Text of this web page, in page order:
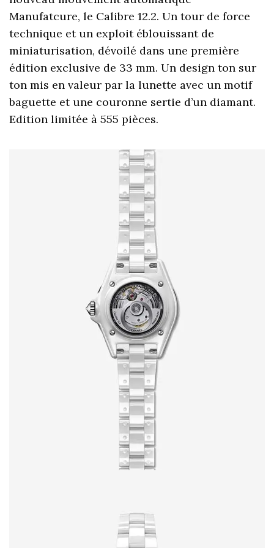
Manufatcure, le Calibre 12.2. Un tour de force
technique et un exploit éblouissant de
miniaturisation, dévoilé dans une première
édition exclusive de 33 mm. Un design ton sur
ton mis en valeur par la lunette avec un motif
baguette et une couronne sertie d’un diamant.
Edition limitée à 555 pièces.